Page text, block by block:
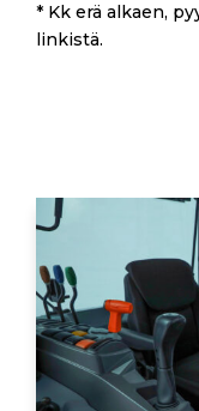
* Kk erä alkaen,
linkistä.